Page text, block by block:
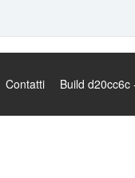
Contatti Build